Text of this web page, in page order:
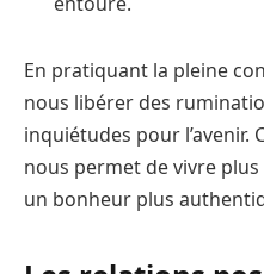
En pratiquant la pleine
nous libérer des
inquiétudes pour l’avenir.
nous permet de vivre plus
un bonheur plus